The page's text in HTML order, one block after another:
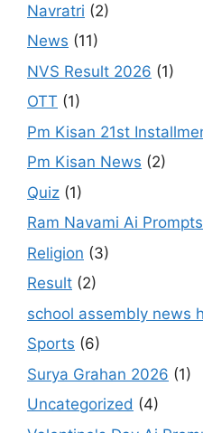
Navratri (2)
News (11)
NVS Result 2026 (1)
OTT (1)
Pm Kisan 21st
Pm Kisan News (2)
Quiz (1)
Ram Navami Ai Prompts
Religion (3)
Result (2)
school assembly news
Sports (6)
Surya Grahan 2026 (1)
Uncategorized (4)